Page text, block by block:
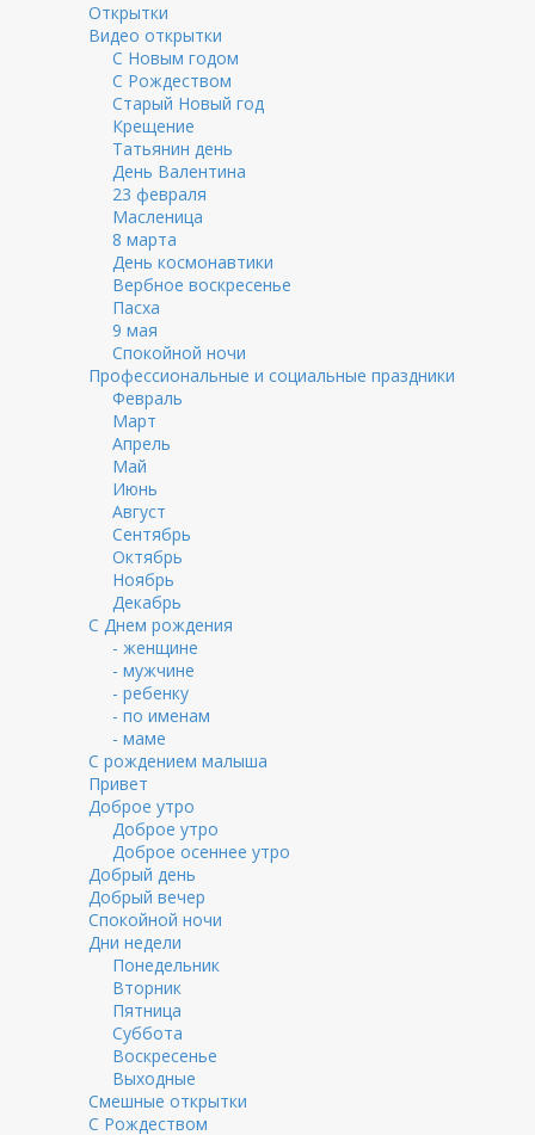
Открытки
Видео открытки
С Новым годом
С Рождеством
Старый Новый год
Крещение
Татьянин день
День Валентина
23 февраля
Масленица
8 марта
День космонавтики
Вербное воскресенье
Пасха
9 мая
Спокойной ночи
Профессиональные и социальные праздники
Февраль
Март
Апрель
Май
Июнь
Август
Сентябрь
Октябрь
Ноябрь
Декабрь
С Днем рождения
- женщине
- мужчине
- ребенку
- по именам
- маме
С рождением малыша
Привет
Доброе утро
Доброе утро
Доброе осеннее утро
Добрый день
Добрый вечер
Спокойной ночи
Дни недели
Понедельник
Вторник
Пятница
Суббота
Воскресенье
Выходные
Смешные открытки
С Рождеством